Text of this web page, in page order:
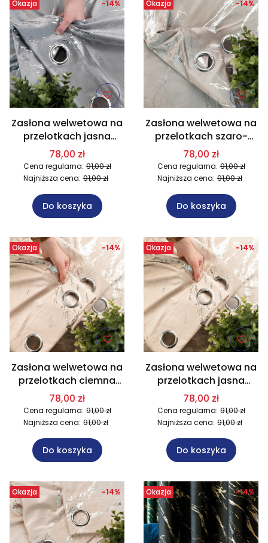
Okazja
Zasłona welwetowa na
przelotkach jasna
szara ze srebrnym
nadrukiem 140x250 cm
005/W10
78,00 zł
Cena regularna: 91,00 zł
-14%
Najniższa cena: 91,00 zł
Do koszyka
Okazja
Zasłona welwetowa na
przelotkach szaro-
beżowa ze srebrnym
nadrukiem 140x250 cm
017/W10
78,00 zł
Cena regularna: 91,00 zł
-14%
Najniższa cena: 91,00 zł
Do koszyka
Okazja
Zasłona welwetowa na
przelotkach ciemna
kremowa ze srebrnym
nadrukiem 140x250 cm
015/W10
78,00 zł
Cena regularna: 91,00 zł
-14%
Najniższa cena: 91,00 zł
Do koszyka
Okazja
Zasłona welwetowa na
przelotkach jasna
beżowa ze srebrnym
nadrukiem 140x250 cm
003/W10
78,00 zł
Cena regularna: 91,00 zł
-14%
Najniższa cena: 91,00 zł
Do koszyka
Okazja -14% Okazja -14%